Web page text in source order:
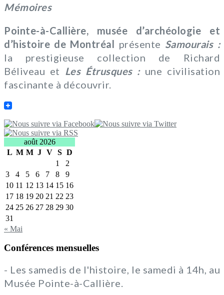
Mémoires
Pointe-à-Callière, musée d’archéologie et
d’histoire de Montréal présente Samourais :
la prestigieuse collection de Richard
Béliveau et Les Étrusques : une civilisation
fascinante à découvrir.
août 2026
L M M J V S D
1
2
3
4 5 6 7 8
9
10 11 12 13 14 15 16
17 18 19 20 21 22 23
24 25 26 27 28 29 30
31
« Mai
Conférences mensuelles
- Les samedis de l'histoire, le samedi à 14h, au
Musée Pointe-à-Callière.